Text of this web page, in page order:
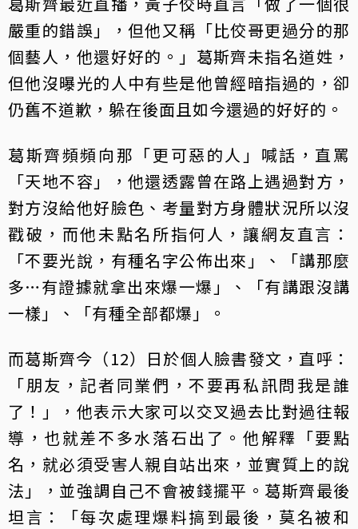
嚴重的錯誤」，但他又稱「比佼哥更過分的那
個藝人，他還好好的。」葛斯齊未指名道姓，
但他沒曝光的人中有些是他曾經暗指過的，卻
仍舊不道歉，躲在後面且如今還過的好好的。
葛斯齊頻頻向那「更可惡的人」喊話，直罵
「天地不容」，他還透露曾在路上遇過對方，
對方沒給他好臉色、考量對方身體狀況所以沒
戳破，而他未點名所指何人，讓網友直言：
「不要光說，有種名字公佈出來」、「講那麼
多…有證據就拿出來爆一爆」、「有講跟沒講
一樣」、「有種全部都爆」。
而葛斯齊今（12）日於個人臉書發文，直呼：
「朋友，記者同業們，不要再私訊問我是誰
了！」，他表示大家可以交叉過去比對過往報
導，也就差不多水落石出了。他解釋「要點
名，就必須受害人親自站出來，並實質上的說
法」，並強調自己不會被錢擺平。葛斯齊最後
坦言：「每次處理爆料搞到最後，莫名被和